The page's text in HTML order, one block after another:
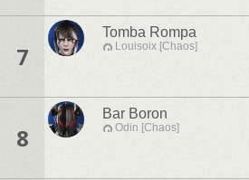
7
Tomba Rompa
Louisoix [Chaos]
8
Bar Boron
Odin [Chaos]